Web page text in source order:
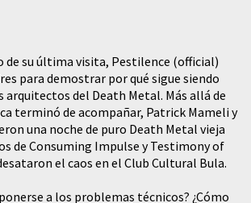
de su última visita, Pestilence (official)
para demostrar por qué sigue siendo
arquitectos del Death Metal. Más allá de
terminó de acompañar, Patrick Mameli y
una noche de puro Death Metal vieja
de Consuming Impulse y Testimony of
el caos en el Club Cultural Bula.
a los problemas técnicos? ¿Cómo